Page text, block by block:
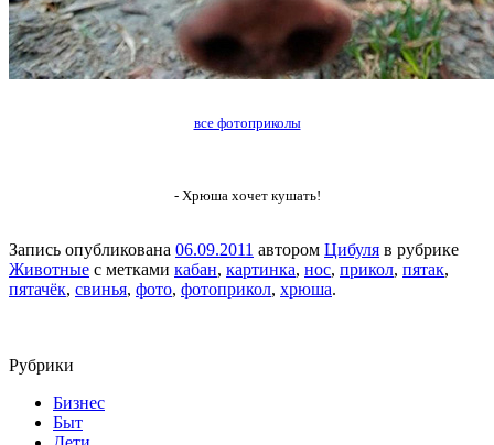
все фотоприколы
- Хрюша хочет кушать!
Запись опубликована 06.09.2011 автором Цибуля в рубрике
Животные с метками кабан, картинка, нос, прикол, пятак,
пятачёк, свинья, фото, фотоприкол, хрюша.
Рубрики
Бизнес
Быт